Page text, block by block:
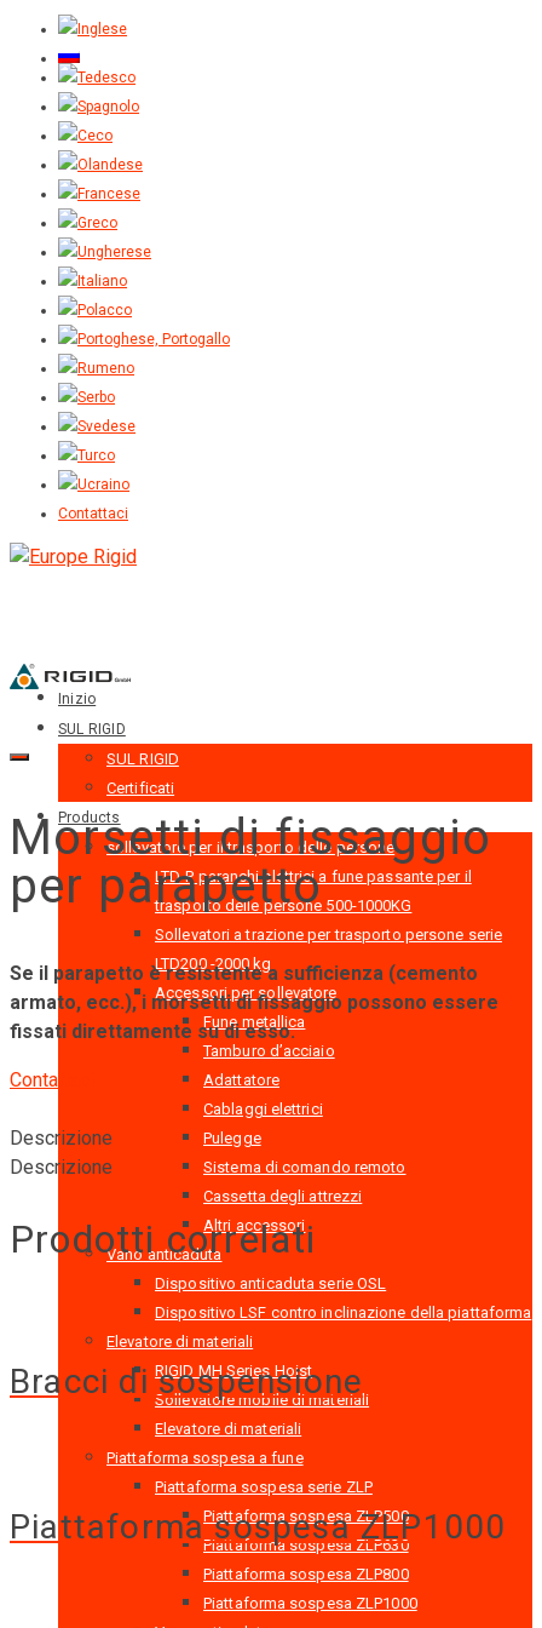
Contattaci
Inizio
SUL RIGID
SUL RIGID
Certificati
Products
sollevatore per il trasporto delle persone
LTD-P paranchi elettrici a fune passante per il
trasporto delle persone 500-1000KG
Sollevatori a trazione per trasporto persone serie
LTD200 -2000 kg
Accessori per sollevatore
Fune metallica
Tamburo d’acciaio
Adattatore
Cablaggi elettrici
Pulegge
Sistema di comando remoto
Cassetta degli attrezzi
Altri accessori
Vano anticaduta
Dispositivo anticaduta serie OSL
Dispositivo LSF contro inclinazione della piattaforma
Elevatore di materiali
RIGID MH Series Hoist
Sollevatore mobile di materiali
Elevatore di materiali
Piattaforma sospesa a fune
Piattaforma sospesa serie ZLP
Piattaforma sospesa ZLP500
Piattaforma sospesa ZLP630
Piattaforma sospesa ZLP800
Piattaforma sospesa ZLP1000
Morsetti di fissaggio
per parapetto
Se il parapetto è resistente a sufficienza (cemento
armato, ecc.), i morsetti di fissaggio possono essere
fissati direttamente su di esso.
Contattaci
Descrizione
Descrizione
Prodotti correlati
Bracci di sospensione
Piattaforma sospesa ZLP1000